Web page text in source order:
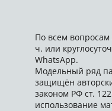
По всем вопросам
ч. или
WhatsApp.
Модельный ряд
защищён
законом РФ ст.
использование